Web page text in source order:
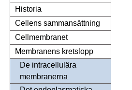
Historia
Cellens sammansättning
Cellmembranet
Membranens kretslopp
De intracellulära
membranerna